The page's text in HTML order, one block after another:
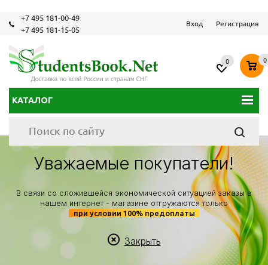
+7 495 181-00-49
+7 495 181-15-05
Вход Регистрация
КАТАЛОГ
0 0
Уважаемые покупатели!
В связи со сложившейся экономической ситуацией заказы в
нашем интернет - магазине отгружаются только
при условии 100% предоплаты
Закрыть